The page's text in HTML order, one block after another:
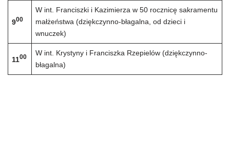
900
W int. Franciszki i Kazimierza w 50 rocznicę sakramentu
małżeństwa (dziękczynno-błagalna, od dzieci i
wnuczek)
1100
W int. Krystyny i Franciszka Rzepielów (dziękczynno-
błagalna)